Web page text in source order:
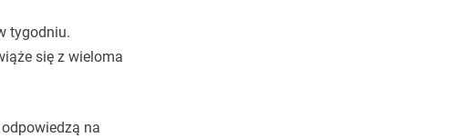
tygodniu.
się z wieloma
na